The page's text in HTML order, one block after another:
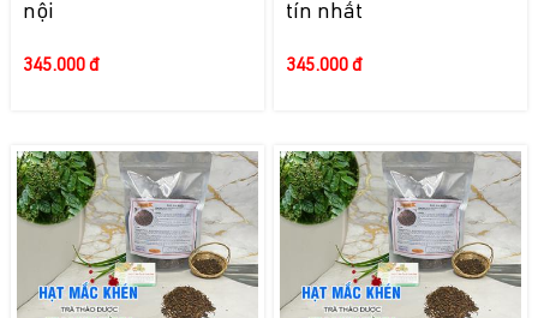
nội
345.000 đ
tín nhất
345.000 đ